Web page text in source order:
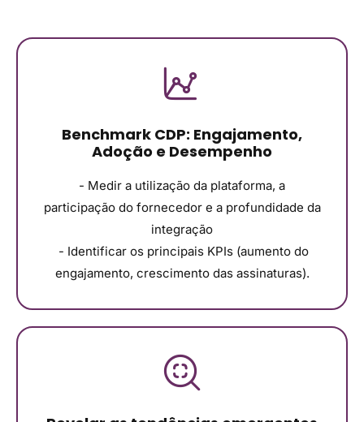
Benchmark CDP: Engajamento,
Adoção e Desempenho
- Medir a utilização da plataforma, a
participação do fornecedor e a profundidade da
integração
- Identificar os principais KPIs (aumento do
engajamento, crescimento das assinaturas).